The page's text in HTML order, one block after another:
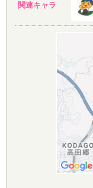
関連キャラ